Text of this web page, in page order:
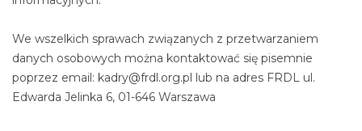
We wszelkich sprawach związanych z przetwarzaniem
danych osobowych można kontaktować się pisemnie
poprzez email: kadry@frdl.org.pl lub na adres FRDL ul.
Edwarda Jelinka 6, 01-646 Warszawa